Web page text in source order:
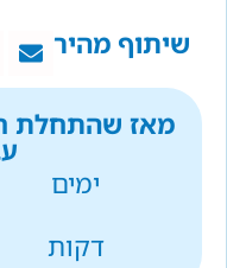
שיתוף מהיר
מאז שהתחלת
ימים
דקות